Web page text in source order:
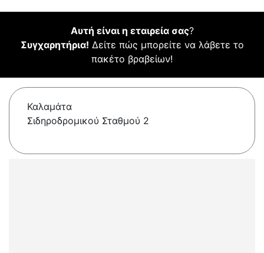
Αυτή είναι η εταιρεία σας?
Συγχαρητήρια! Δείτε πώς μπορείτε να λάβετε το
πακέτο βραβείων!
Καλαμάτα
Σιδηροδρομικού Σταθμού 2